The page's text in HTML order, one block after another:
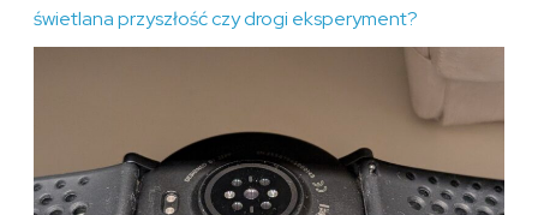
świetlana przyszłość czy drogi eksperyment?